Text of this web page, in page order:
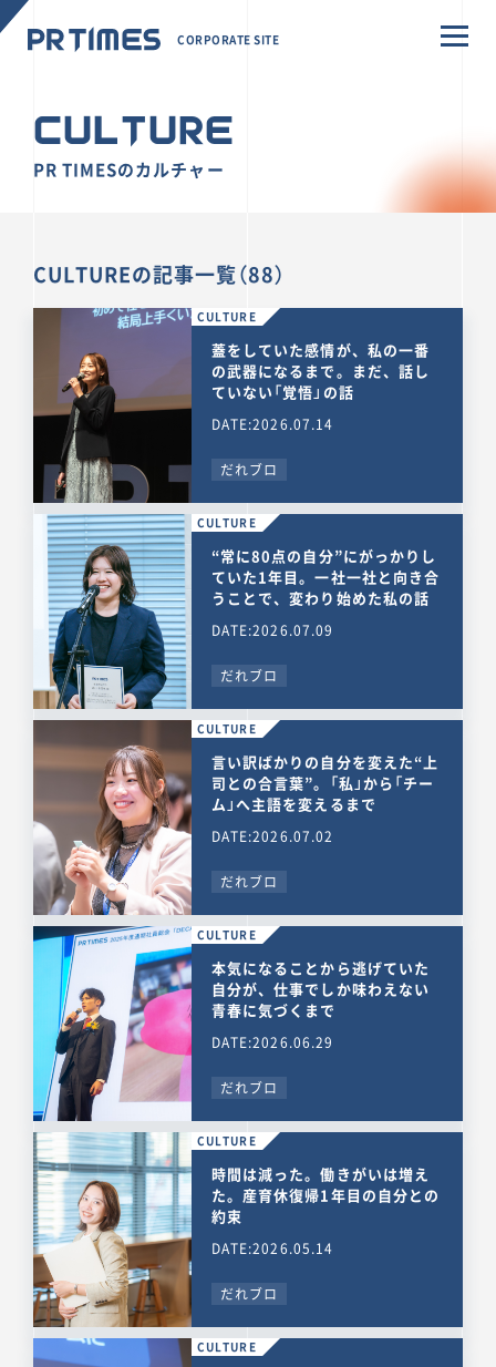
CORPORATE SITE
CULTURE
PR TIMESのカルチャー
CULTUREの記事一覧（88）
CULTURE
蓋をしていた感情が、私の一番
の武器になるまで。まだ、話し
ていない「覚悟」の話
DATE:2026.07.14
だれブロ
CULTURE
“常に80点の自分”にがっかりし
ていた1年目。一社一社と向き合
うことで、変わり始めた私の話
DATE:2026.07.09
だれブロ
CULTURE
言い訳ばかりの自分を変えた“上
司との合言葉”。「私」から「チー
ム」へ主語を変えるまで
DATE:2026.07.02
だれブロ
CULTURE
本気になることから逃げていた
自分が、仕事でしか味わえない
青春に気づくまで
DATE:2026.06.29
だれブロ
CULTURE
時間は減った。働きがいは増え
た。産育休復帰1年目の自分との
約束
DATE:2026.05.14
だれブロ
CULTURE